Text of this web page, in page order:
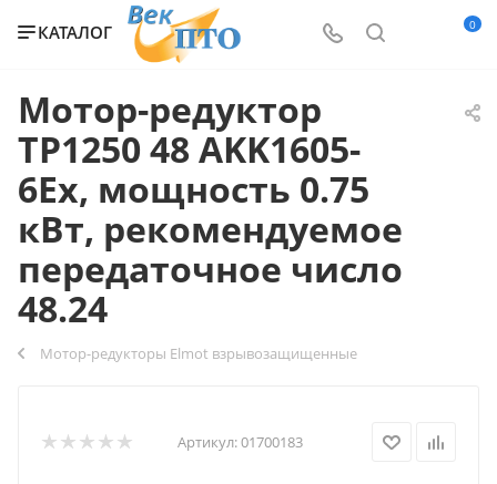
КАТАЛОГ 0
Мотор-редуктор
TP1250 48 AKK1605-
6Ex, мощность 0.75
кВт, рекомендуемое
передаточное число
48.24
Мотор-редукторы Elmot взрывозащищенные
Артикул:01700183